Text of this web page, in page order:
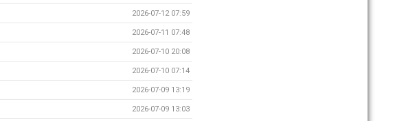
2026-07-12 07:59
2026-07-11 07:48
2026-07-10 20:08
2026-07-10 07:14
2026-07-09 13:19
2026-07-09 13:03